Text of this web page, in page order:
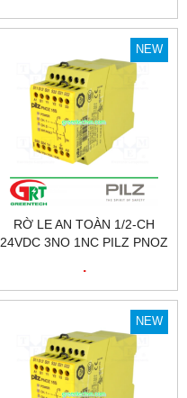
NEW
RỜ LE AN TOÀN 1/2-CH
24VDC 3NO 1NC PILZ PNOZ
.
NEW